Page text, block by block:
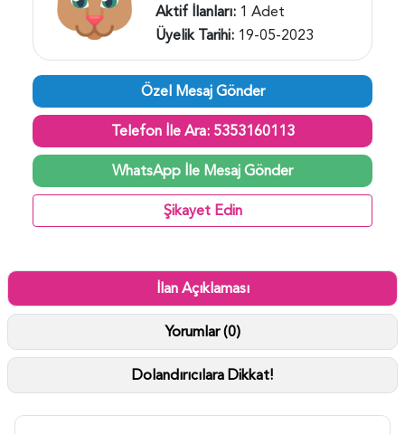
Aktif İlanları: 1 Adet
Üyelik Tarihi: 19-05-2023
Özel Mesaj Gönder
Telefon İle Ara: 5353160113
WhatsApp İle Mesaj Gönder
Şikayet Edin
İlan Açıklaması
Yorumlar (0)
Dolandırıcılara Dikkat!